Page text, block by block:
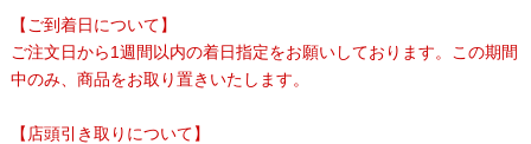
【ご到着日について】
ご注文日から1週間以内の着日指定をお願いしております。この期間
中のみ、商品をお取り置きいたします。
【店頭引き取りについて】